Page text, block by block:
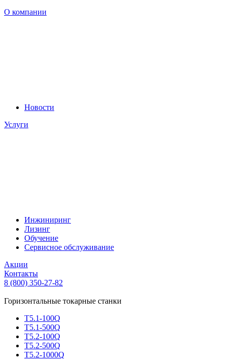
О компании
Новости
Услуги
Инжиниринг
Лизинг
Обучение
Сервисное обслуживание
Акции
Контакты
8 (800) 350-27-82
Горизонтальные токарные станки
Т5.1-100Q
Т5.1-500Q
Т5.2-100Q
Т5.2-500Q
Т5.2-1000Q